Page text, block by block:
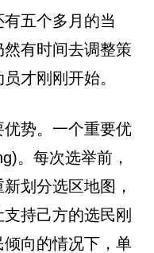
五个多月的当
有时间去调整策
才刚刚开始。
势。一个重要优
。每次选举前，
划分选区地图，
持己方的选民刚
向的情况下，单